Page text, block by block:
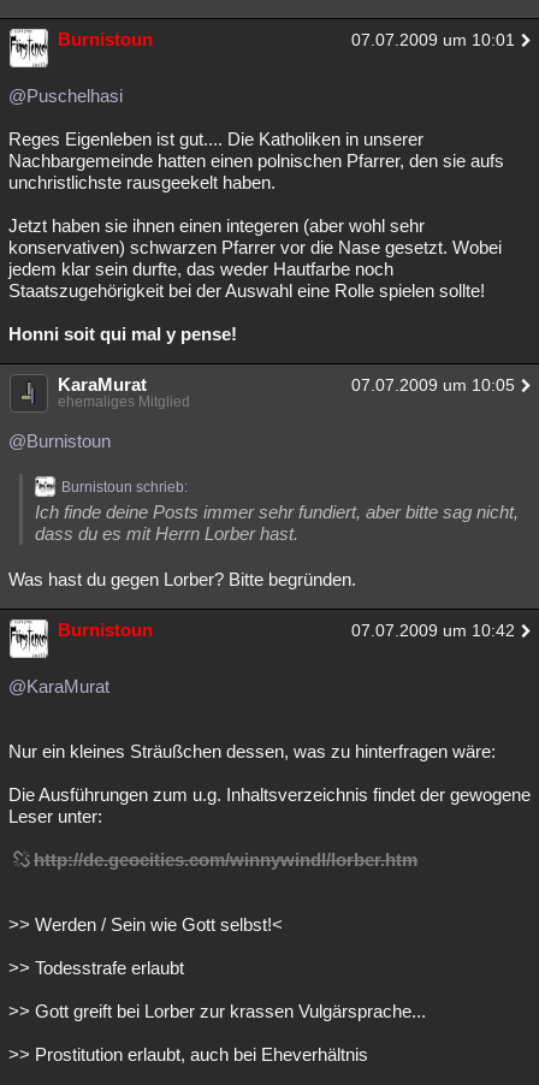
Burnistoun 07.07.2009 um 10:01
@Puschelhasi
Reges Eigenleben ist gut.... Die Katholiken in unserer
Nachbargemeinde hatten einen polnischen Pfarrer, den sie aufs
unchristlichste rausgeekelt haben.
Jetzt haben sie ihnen einen integeren (aber wohl sehr
konservativen) schwarzen Pfarrer vor die Nase gesetzt. Wobei
jedem klar sein durfte, das weder Hautfarbe noch
Staatszugehörigkeit bei der Auswahl eine Rolle spielen sollte!
Honni soit qui mal y pense!
KaraMurat 07.07.2009 um 10:05
ehemaliges Mitglied
@Burnistoun
Burnistoun schrieb:
Ich finde deine Posts immer sehr fundiert, aber bitte sag nicht,
dass du es mit Herrn Lorber hast.
Was hast du gegen Lorber? Bitte begründen.
Burnistoun 07.07.2009 um 10:42
@KaraMurat
Nur ein kleines Sträußchen dessen, was zu hinterfragen wäre:
Die Ausführungen zum u.g. Inhaltsverzeichnis findet der gewogene
Leser unter:
http://de.geocities.com/winnywindl/lorber.htm
>> Werden / Sein wie Gott selbst!<
>> Todesstrafe erlaubt
>> Gott greift bei Lorber zur krassen Vulgärsprache...
>> Prostitution erlaubt, auch bei Eheverhältnis